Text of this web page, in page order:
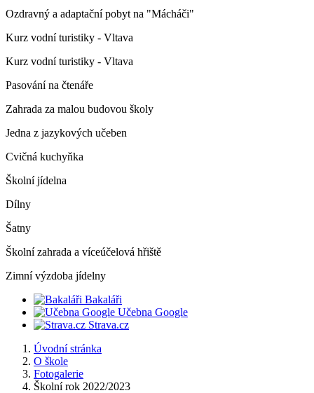
Ozdravný a adaptační pobyt na "Mácháči"
Kurz vodní turistiky - Vltava
Kurz vodní turistiky - Vltava
Pasování na čtenáře
Zahrada za malou budovou školy
Jedna z jazykových učeben
Cvičná kuchyňka
Školní jídelna
Dílny
Šatny
Školní zahrada a víceúčelová hřiště
Zimní výzdoba jídelny
Bakaláři
Učebna Google
Strava.cz
Úvodní stránka
O škole
Fotogalerie
Školní rok 2022/2023